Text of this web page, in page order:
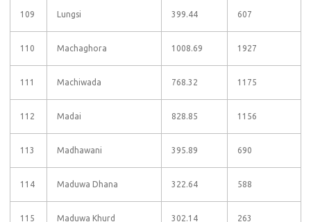
109 Lungsi 399.44 607
110 Machaghora 1008.69 1927
111 Machiwada 768.32 1175
112 Madai 828.85 1156
113 Madhawani 395.89 690
114 Maduwa Dhana 322.64 588
115 Maduwa Khurd 302.14 263